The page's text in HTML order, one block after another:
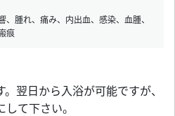
、腫れ、痛み、内出血、感染、血腫、
痕
翌日から入浴が可能ですが、
て下さい。